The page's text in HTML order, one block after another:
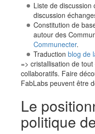
Liste de discussion
discussion
Constitution de
autour des
Communecter.
Traduction blog de
=> cristallisation de
collaboratifs. Faire
FabLabs peuvent être
Le
politique